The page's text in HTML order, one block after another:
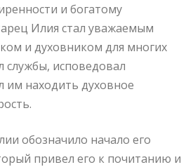
и богатому
Илия стал уважаемым
и духовником для многих
исповедовал
им находить духовное
обозначило начало его
привел его к почитанию и